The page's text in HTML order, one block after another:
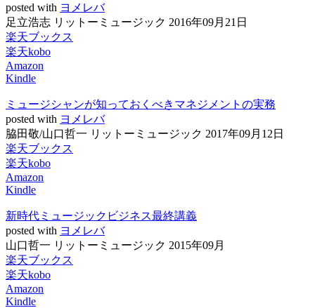
posted with ヨメレバ
足立浩志 リットーミュージック 2016年09月21日
楽天ブックス
楽天kobo
Amazon
Kindle
ミュージシャンが知っておくべきマネジメントの実務
posted with ヨメレバ
脇田敬/山口哲一 リットーミュージック 2017年09月12日
楽天ブックス
楽天kobo
Amazon
Kindle
新時代ミュージックビジネス最終講義
posted with ヨメレバ
山口哲一 リットーミュージック 2015年09月
楽天ブックス
楽天kobo
Amazon
Kindle